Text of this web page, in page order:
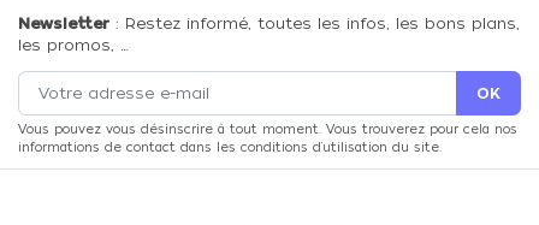
Newsletter : Restez informé, toutes les infos, les bons plans,
les promos, …
Vous pouvez vous désinscrire à tout moment. Vous trouverez pour cela nos
informations de contact dans les conditions d'utilisation du site.